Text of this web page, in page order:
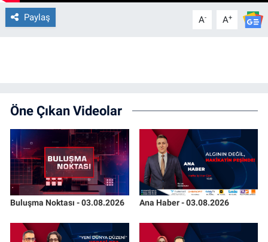
Paylaş A- A+
Öne Çıkan Videolar
Buluşma Noktası - 03.08.2026 Ana Haber - 03.08.2026